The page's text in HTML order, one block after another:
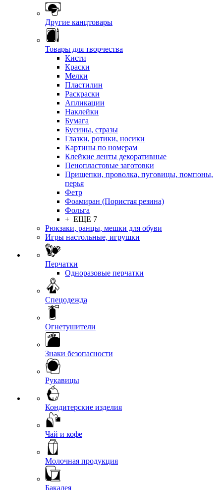
Другие канцтовары
Товары для творчества
Кисти
Краски
Мелки
Пластилин
Раскраски
Апликации
Наклейки
Бумага
Бусины, стразы
Глазки, ротики, носики
Картины по номерам
Клейкие ленты декоративные
Пенопластовые заготовки
Прищепки, проволка, пуговицы, помпоны,
перья
Фетр
Фоамиран (Пористая резина)
Фольга
+ ЕЩЕ 7
Рюкзаки, ранцы, мешки для обуви
Игры настольные, игрушки
Перчатки
Одноразовые перчатки
Спецодежда
Огнетушители
Знаки безопасности
Рукавицы
Кондитерские изделия
Чай и кофе
Молочная продукция
Бакалея